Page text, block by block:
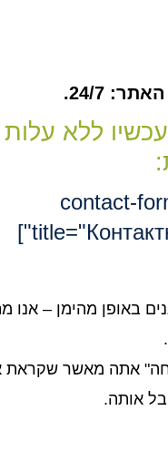
24/7.
ללא עלות
[contact-
באופן מהימן – אנו
אתה מאשר שקראת
אותה.